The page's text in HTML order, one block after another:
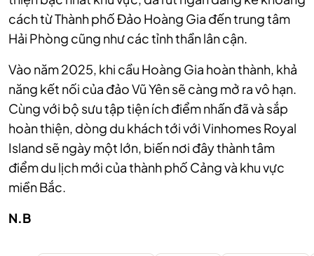
cách từ Thành phố Đảo Hoàng Gia đến trung tâm
Hải Phòng cũng như các tỉnh thần lân cận.
Vào năm 2025, khi cầu Hoàng Gia hoàn thành, khả
năng kết nối của đảo Vũ Yên sẽ càng mở ra vô hạn.
Cùng với bộ sưu tập tiện ích điểm nhấn đã và sắp
hoàn thiện, dòng du khách tới với Vinhomes Royal
Island sẽ ngày một lớn, biến nơi đây thành tâm
điểm du lịch mới của thành phố Cảng và khu vực
miền Bắc.
N.B